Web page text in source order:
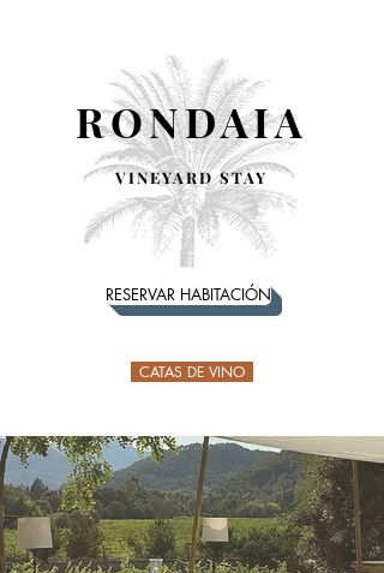
RONDAIA
VINEYARD STAY
RESERVAR HABITACIÓN
CATAS DE VINO